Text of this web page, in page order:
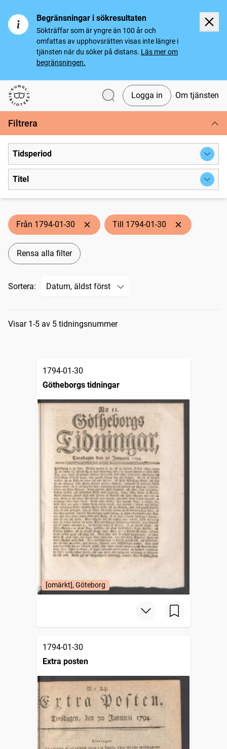
Begränsningar i sökresultaten
Sökträffar som är yngre än 100 år och
omfattas av upphovsrätten visas inte längre i
tjänsten när du söker på distans. Läs mer om
begränsningen.
Svenska tidningar
Logga in Om tjänsten
Filtrera
Tidsperiod
Titel
Från 1794-01-30 Till 1794-01-30
Rensa alla filter
Sortera:
Sökresultat
Visar 1-5 av 5 tidningsnummer
1794-01-30
Götheborgs tidningar
[omärkt], Göteborg
1794-01-30
Extra posten